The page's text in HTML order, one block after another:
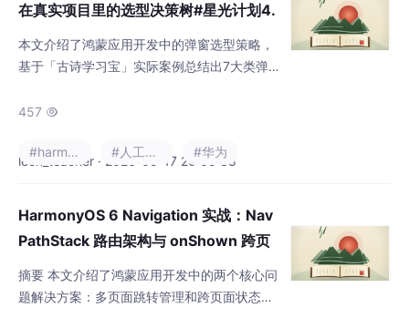
在真实项目里的选型决策树#星光计划4.
0#20260517
本文介绍了鸿蒙应用开发中的弹窗选型策略，
基于「古诗学习宝」实际案例总结出7大类弹
树：从轻量提示Toast到全屏模态覆盖，提供
用于5档学习目标选择 自定义BottomSheet实
特点： 每类弹窗对应
457 
leon_teacher · 2026-05-17 20:05:38
#harmonyos #人工智能 #华为
HarmonyOS 6 Navigation 实战：Nav
PathStack 路由架构与 onShown 跨页
状态同步方案
摘要 本文介绍了鸿蒙应用开发中的两个核心问
题解决方案：多页面跳转管理和跨页面状态同